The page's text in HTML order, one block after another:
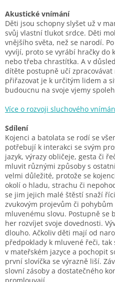
Akustické vnímání
Děti jsou schopny slyšet už v
svůj vlastní tlukot srdce. Děti
vnějšího světa, než se narodí.
vyvíjí, proto se vyrábí hračky do
nebo třeba chrastítka. A v
dítěte postupně učí zpracovávat
přiřazovat je k určitým lidem a
budoucnu na svoje vjemy
Více o rozvoji sluchového
Sdílení
Kojenci a batolata se rodí se
potřebují k interakci se svým
jazyk, výrazy obličeje, gesta či
mluvit různými způsoby s
velmi důležité, protože se
okolí o hladu, strachu či
se jim jejich malé štěstí snaží
zvukovým projevům či
mluvenému slovu. Postupně se
her rozvíjet svoje dovednosti.
dlouho. Ačkoliv děti mají od
předpoklady k mluvené řeči, tak
v mateřském jazyce a pochopit
první slovíčka se výrazně liší.
slovní zásoby a dostatečného